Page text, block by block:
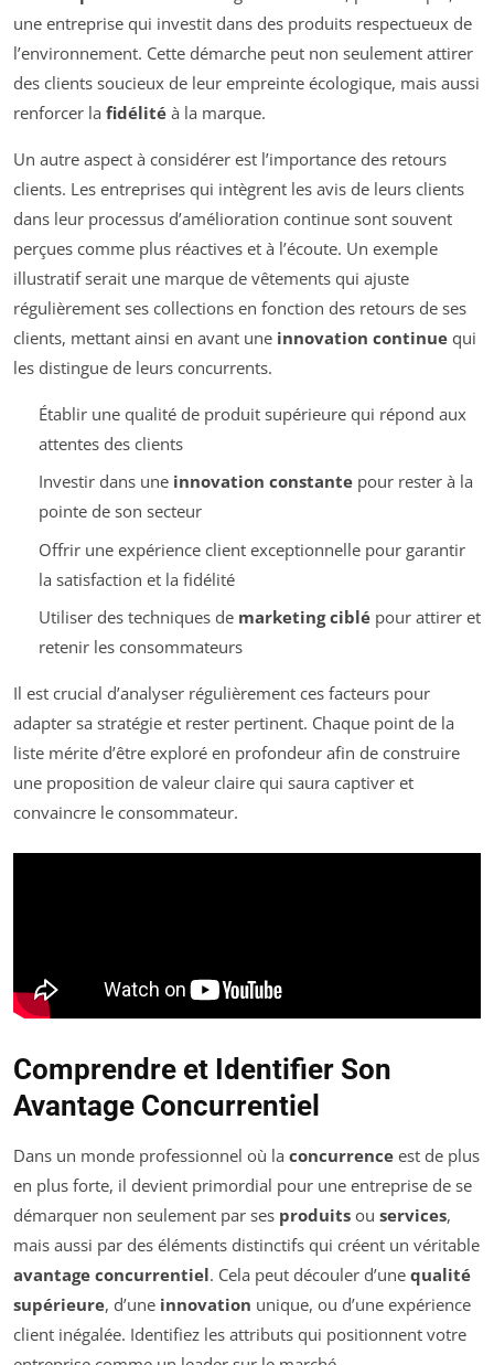
une entreprise qui investit dans des produits respectueux de
l’environnement. Cette démarche peut non seulement attirer
des clients soucieux de leur empreinte écologique, mais aussi
renforcer la fidélité à la marque.
Un autre aspect à considérer est l’importance des retours
clients. Les entreprises qui intègrent les avis de leurs clients
dans leur processus d’amélioration continue sont souvent
perçues comme plus réactives et à l’écoute. Un exemple
illustratif serait une marque de vêtements qui ajuste
régulièrement ses collections en fonction des retours de ses
clients, mettant ainsi en avant une innovation continue qui
les distingue de leurs concurrents.
Établir une qualité de produit supérieure qui répond aux
attentes des clients
Investir dans une innovation constantepour rester à la
pointe de son secteur
Offrir une expérience client exceptionnelle pour garantir
la satisfaction et la fidélité
Utiliser des techniques de marketing ciblépour attirer et
retenir les consommateurs
Il est crucial d’analyser régulièrement ces facteurs pour
adapter sa stratégie et rester pertinent. Chaque point de la
liste mérite d’être exploré en profondeur afin de construire
une proposition de valeur claire qui saura captiver et
convaincre le consommateur.
Comprendre et Identifier Son
Avantage Concurrentiel
Dans un monde professionnel où la concurrence est de plus
en plus forte, il devient primordial pour une entreprise de se
démarquer non seulement par ses produits ou services,
mais aussi par des éléments distinctifs qui créent un véritable
avantage concurrentiel. Cela peut découler d’une qualité
supérieure, d’une innovation unique, ou d’une expérience
client inégalée. Identifiez les attributs qui positionnent votre